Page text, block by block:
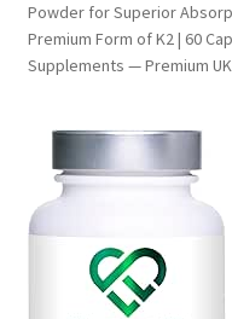
Виды доставки
Заказать товары из
Контакты
Корзина
Мой аккаунт
Powder for Superior
Premium Form of K2 | 60
Supplements — Premium